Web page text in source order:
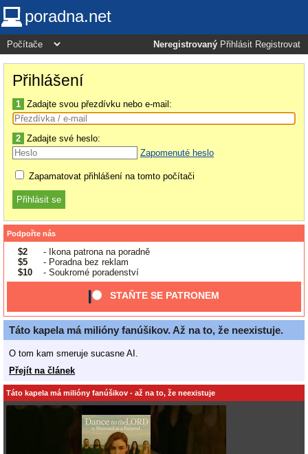
poradna.net
Neregistrovaný Přihlásit Registrovat
Přihlášení
1 Zadajte svou přezdívku nebo e-mail:
2 Zadajte své heslo:
Zapomenuté heslo
Zapamatovat přihlášení na tomto počítači
Podpořte nás
$2
- Ikona patrona na poradně
$5
- Poradna bez reklam
$10
- Soukromé poradenství
STAŇTE SE PATRONEM
Táto kapela má milióny fanúšikov. Až na to, že neexistuje.
O tom kam smeruje sucasne AI.
Přejít na článek
Táto kapela má milióny fanúšikov - až na to, že neexistuje